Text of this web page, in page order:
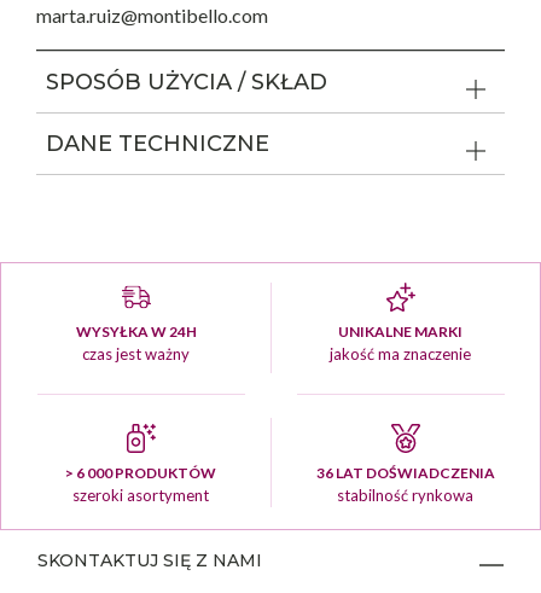
marta.ruiz@montibello.com
SPOSÓB UŻYCIA / SKŁAD
DANE TECHNICZNE
WYSYŁKA W 24H
czas jest ważny
UNIKALNE MARKI
jakość ma znaczenie
> 6 000 PRODUKTÓW
szeroki asortyment
36 LAT DOŚWIADCZENIA
stabilność rynkowa
SKONTAKTUJ SIĘ Z NAMI